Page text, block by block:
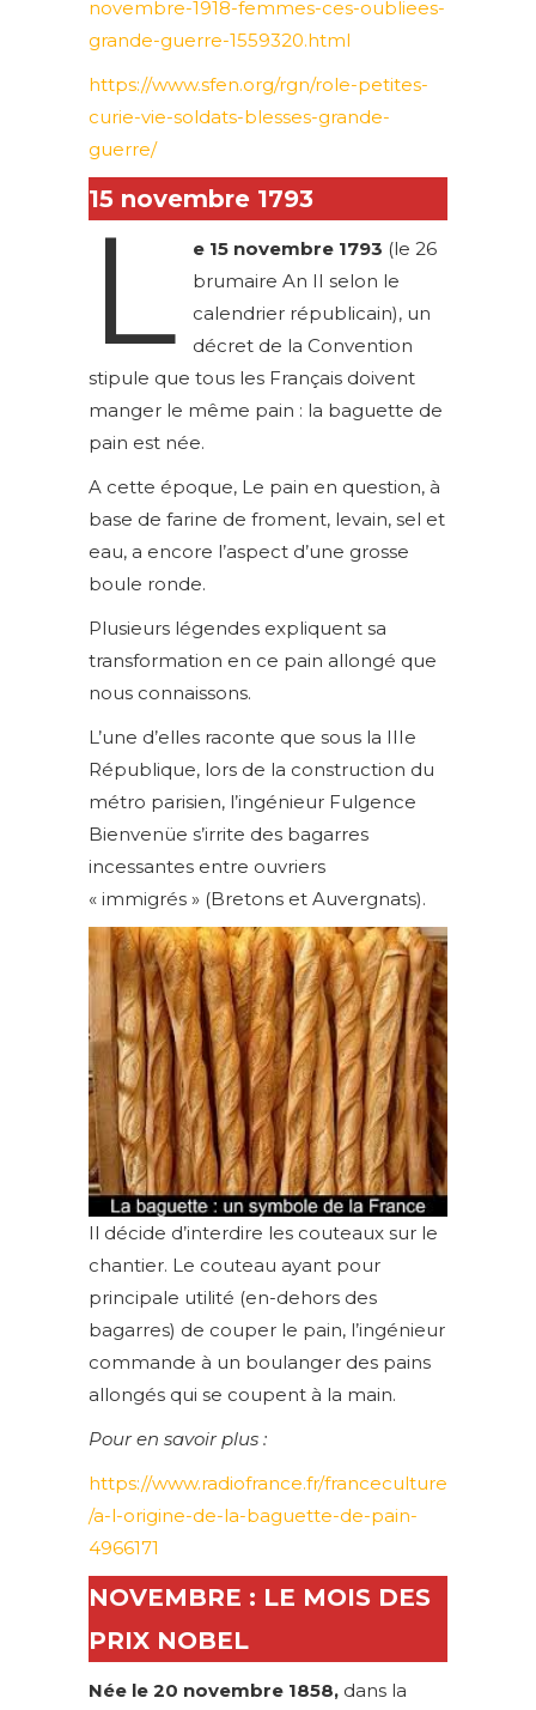
novembre-1918-femmes-ces-oubliees-
grande-guerre-1559320.html
https://www.sfen.org/rgn/role-petites-
curie-vie-soldats-blesses-grande-
guerre/
15 novembre 1793
L e 15 novembre 1793 (le 26
brumaire An II selon le
calendrier républicain), un
décret de la Convention
stipule que tous les Français doivent
manger le même pain : la baguette de
pain est née.
A cette époque, Le pain en question, à
base de farine de froment, levain, sel et
eau, a encore l’aspect d’une grosse
boule ronde.
Plusieurs légendes expliquent sa
transformation en ce pain allongé que
nous connaissons.
L’une d’elles raconte que sous la IIIe
République, lors de la construction du
métro parisien, l’ingénieur Fulgence
Bienvenüe s’irrite des bagarres
incessantes entre ouvriers
« immigrés » (Bretons et Auvergnats).
Il décide d’interdire les couteaux sur le
chantier. Le couteau ayant pour
principale utilité (en-dehors des
bagarres) de couper le pain, l’ingénieur
commande à un boulanger des pains
allongés qui se coupent à la main.
Pour en savoir plus :
https://www.radiofrance.fr/franceculture
/a-l-origine-de-la-baguette-de-pain-
4966171
NOVEMBRE : LE MOIS DES
PRIX NOBEL
Née le 20 novembre 1858, dans la